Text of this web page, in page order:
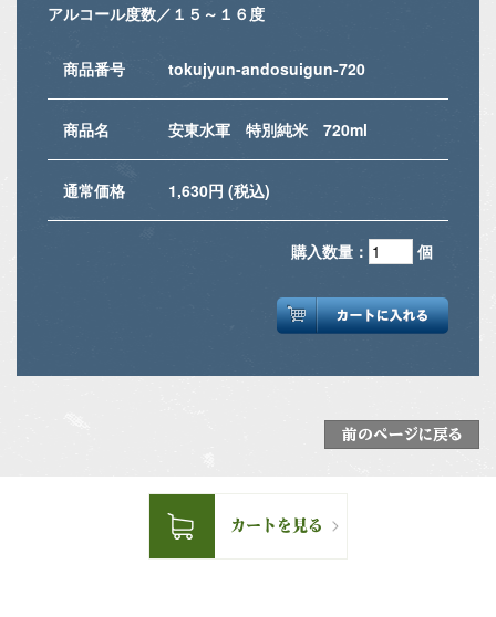
アルコール度数／１５～１６度
商品番号 tokujyun-andosuigun-720
商品名 安東水軍 特別純米 720ml
通常価格 1,630円 (税込)
購入数量： 個
前のページに戻る